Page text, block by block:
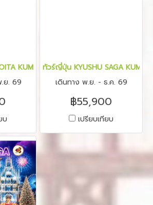
KUMAMOTO TAKACHIHO 6 วัน 4 คืน
ย. 69
บ
ทัวร์ญี่ปุ่น KYUSHU SAGA
เดินทาง พ.ย. - ธ.ค. 69
฿55,900
เปรียบเทียบ